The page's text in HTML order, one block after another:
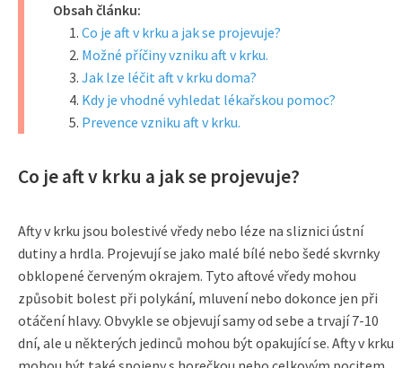
Obsah článku:
Co je aft v krku a jak se projevuje?
Možné příčiny vzniku aft v krku.
Jak lze léčit aft v krku doma?
Kdy je vhodné vyhledat lékařskou pomoc?
Prevence vzniku aft v krku.
Co je aft v krku a jak se projevuje?
Afty v krku jsou bolestivé vředy nebo léze na sliznici ústní
dutiny a hrdla. Projevují se jako malé bílé nebo šedé skvrnky
obklopené červeným okrajem. Tyto aftové vředy mohou
způsobit bolest při polykání, mluvení nebo dokonce jen při
otáčení hlavy. Obvykle se objevují samy od sebe a trvají 7-10
dní, ale u některých jedinců mohou být opakující se. Afty v krku